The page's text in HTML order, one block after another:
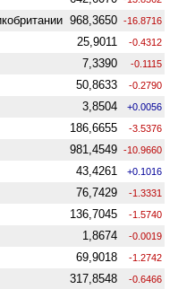
968,3650 -16.8716
25,9011 -0.4312
7,3390 -0.1115
50,8633 -0.2790
3,8504 +0.0056
186,6655 -3.5376
981,4549 -10.9660
43,4261 +0.1016
76,7429 -1.3331
136,7045 -1.5740
1,8674 -0.0019
69,9018 -1.2742
317,8548 -0.6466